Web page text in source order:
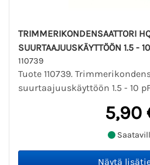
TRIMMERIKONDENSAATTORI
SUURTAAJUUSKÄYTTÖÖN 1.5 -
110739
Tuote 110739.
suurtaajuuskäyttöön 1.5 - 10
5,90